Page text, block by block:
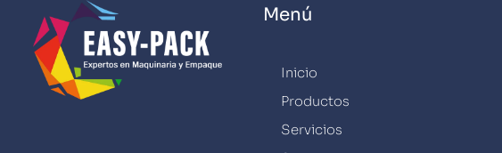
Menú
Inicio
Productos
Servicios